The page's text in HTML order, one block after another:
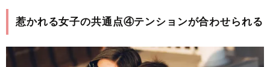
惹かれる女子の共通点④テンションが合わせられる